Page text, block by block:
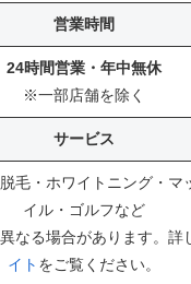
営業時間
24時間営業・年中無休
※一部店舗を除く
サービス
毛・ホワイトニング・マ
イル・ゴルフなど
なる場合があります。詳
イト をご覧ください。